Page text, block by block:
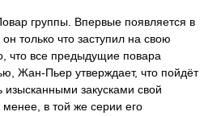
группы. Впервые появляется в
только что заступил на свою
что все предыдущие повара
Жан-Пьер утверждает, что пойдёт
закусками свой
в той же серии его